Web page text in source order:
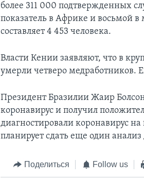
более 311 000 подтвержденных
показатель в Африке и восьмой
составляет 4 453 человека.
Власти Кении заявляют, что в
умерли четверо медработников.
Президент Бразилии Жаир
коронавирус и получил
диагностировали коронавирус
планирует сдать еще один
Поделиться Follow us